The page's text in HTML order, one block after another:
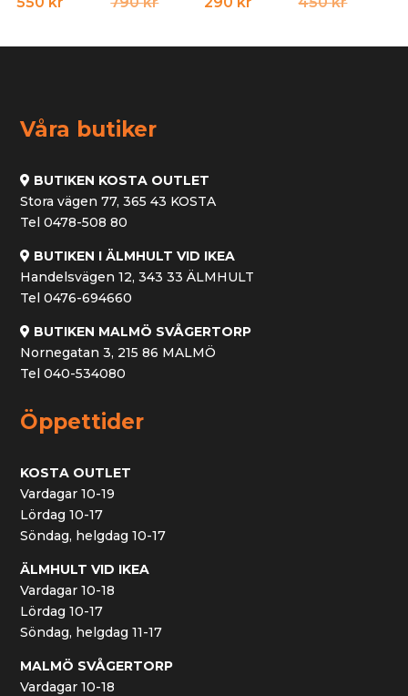
Våra butiker
BUTIKEN KOSTA OUTLET
Stora vägen 77, 365 43 KOSTA
Tel 0478-508 80
BUTIKEN I ÄLMHULT VID IKEA
Handelsvägen 12, 343 33 ÄLMHULT
Tel 0476-694660
BUTIKEN MALMÖ SVÅGERTORP
Nornegatan 3, 215 86 MALMÖ
Tel 040-534080
Öppettider
KOSTA OUTLET
Vardagar 10-19
Lördag 10-17
Söndag, helgdag 10-17
ÄLMHULT VID IKEA
Vardagar 10-18
Lördag 10-17
Söndag, helgdag 11-17
MALMÖ SVÅGERTORP
Vardagar 10-18